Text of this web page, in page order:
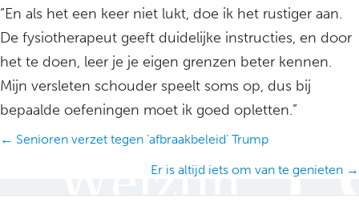
“En als het een keer niet lukt, doe ik het rustiger aan.
De fysiotherapeut geeft duidelijke instructies, en door
het te doen, leer je je eigen grenzen beter kennen.
Mijn versleten schouder speelt soms op, dus bij
bepaalde oefeningen moet ik goed opletten.”
Posts
← Senioren verzet tegen ‘afbraakbeleid’ Trump
Er is altijd iets om van te genieten →